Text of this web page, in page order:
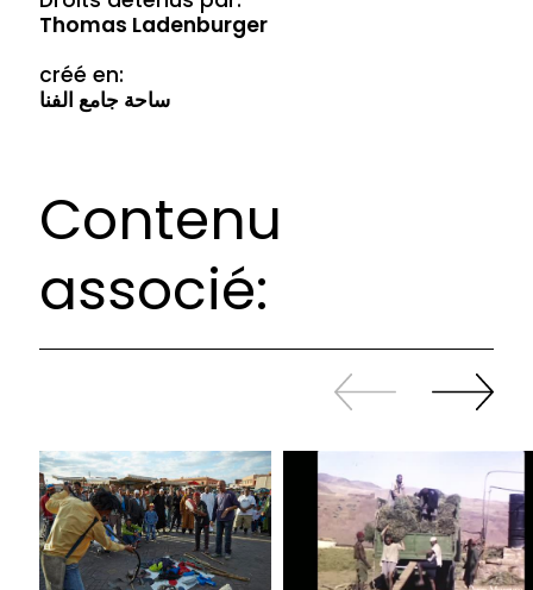
Thomas Ladenburger
créé en:
ساحة جامع الفنا
Contenu
associé:
Revenir
en
continuer